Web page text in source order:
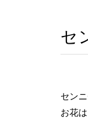
セ
セン
お花